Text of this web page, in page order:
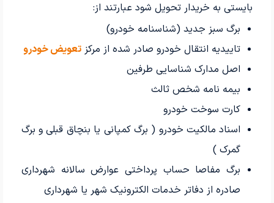
بایستی به خریدار تحویل شود عبارتند از:
برگ سبز جدید (شناسنامه خودرو)
تاییدیه انتقال خودرو صادر شده از مرکز تعویض خودرو
اصل مدارک شناسایی طرفین
بیمه نامه شخص ثالث
کارت سوخت خودرو
اسناد مالکیت خودرو ( برگ کمپانی یا بنچاق قبلی و برگ
گمرک )
برگ مفاصا حساب پرداختی عوارض سالانه شهرداری
صادره از دفاتر خدمات الکترونیک شهر یا شهرداری